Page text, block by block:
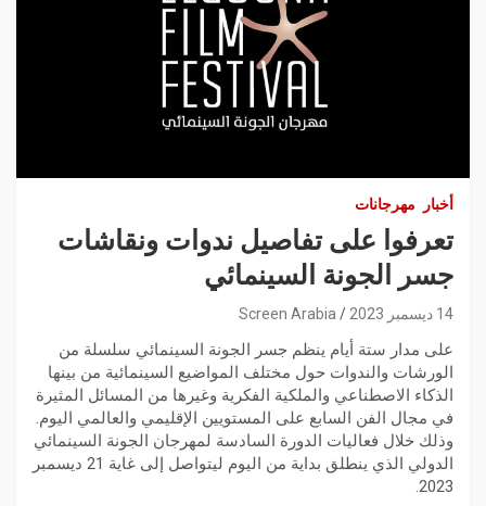
أخبار مهرجانات
تعرفوا على تفاصيل ندوات ونقاشات
جسر الجونة السينمائي
14 ديسمبر 2023 Screen Arabia
على مدار ستة أيام ينظم جسر الجونة السينمائي سلسلة من
الورشات والندوات حول مختلف المواضيع السينمائية من بينها
الذكاء الاصطناعي والملكية الفكرية وغيرها من المسائل المثيرة
في مجال الفن السابع على المستويين الإقليمي والعالمي اليوم.
وذلك خلال فعاليات الدورة السادسة لمهرجان الجونة السينمائي
الدولي الذي ينطلق بداية من اليوم ليتواصل إلى غاية 21 ديسمبر
2023.